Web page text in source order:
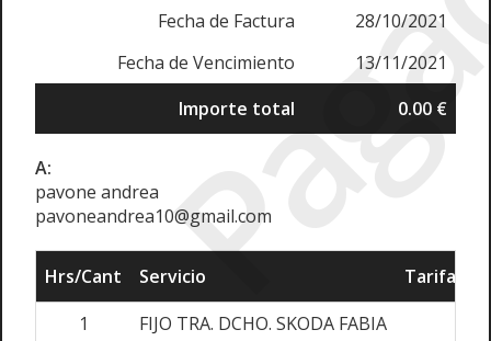
Fecha de Factura
28/10/2021
Fecha de Vencimiento
13/11/2021
Importe total
0.00 €
A:
pavone andrea
pavoneandrea10@gmail.com
Hrs/Cant Servicio
Tarifa/
1
FIJO TRA. DCHO. SKODA FABIA